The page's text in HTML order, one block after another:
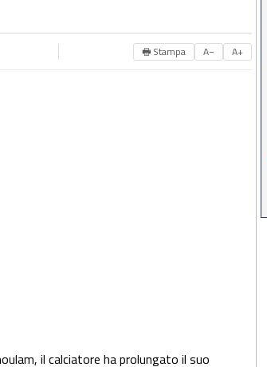
🖶 Stampa A− A+
il calciatore ha prolungato il suo